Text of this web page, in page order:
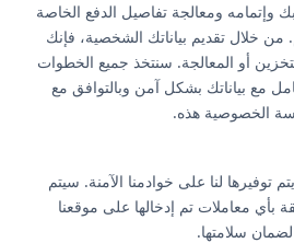
ومعالجة تفاصيل الدفع الخاصة
خلال تقديم بياناتك الشخصية، فإنك
أو المعالجة. سنتخذ جميع الخطوات
مع بياناتك بشكل آمن وبالتوافق مع
الخصوصية هذه.
توفيرها لنا على خوادمنا الآمنة. سيتم
بأي معاملات تم إدخالها على موقعنا
لضمان سلامتها.